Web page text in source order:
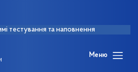
тестування та наповнення
Меню